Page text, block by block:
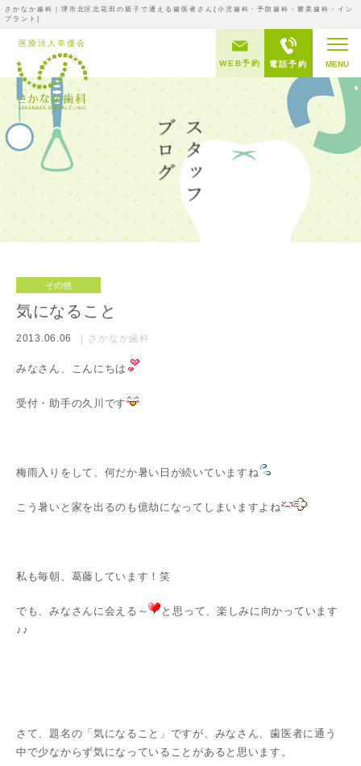
さかなか歯科｜堺市北区北花田の親子で通える歯医者さん(小児歯科・予防歯科・審美歯科・イン
プラント)
MENU
電話予約
WEB予約
その他
気になること
2013.06.06 さかなか歯科
みなさん、こんにちは
受付・助手の久川です
梅雨入りをして、何だか暑い日が続いていますね
こう暑いと家を出るのも億劫になってしまいますよね
私も毎朝、葛藤しています！笑
でも、みなさんに会える～
と思って、楽しみに向かっています
♪♪
さて、題名の「気になること」ですが、みなさん、歯医者に通う
中で少なからず気になっていることがあると思います。